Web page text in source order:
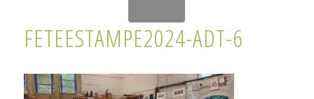
FETEESTAMPE2024-ADT-6